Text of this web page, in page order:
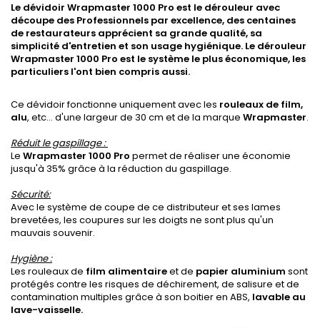
Le dévidoir Wrapmaster 1000 Pro est le dérouleur avec
découpe des Professionnels par excellence, des centaines
de restaurateurs apprécient sa grande qualité, sa
simplicité d'entretien et son usage hygiénique. Le dérouleur
Wrapmaster 1000 Pro est le système le plus économique, les
particuliers l'ont bien compris aussi.
Ce dévidoir fonctionne uniquement avec les rouleaux de film,
alu, etc... d'une largeur de 30 cm et de la marque Wrapmaster.
Réduit le gaspillage :
Le Wrapmaster 1000 Pro permet de réaliser une économie
jusqu'à 35% grâce à la réduction du gaspillage.
Sécurité:
Avec le système de coupe de ce distributeur et ses lames
brevetées, les coupures sur les doigts ne sont plus qu'un
mauvais souvenir.
Hygiène :
Les rouleaux de film alimentaireet de papier aluminium sont
protégés contre les risques de déchirement, de salisure et de
contamination multiples grâce à son boitier en ABS, lavable au
lave-vaisselle.